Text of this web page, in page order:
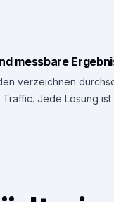
messbare
verzeichnen
Jede Lösung ist